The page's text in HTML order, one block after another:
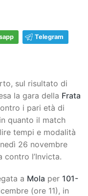
Telegram
sul risultato di
la gara della Frata
i pari età di
quanto il match
tempi e modalità
26 novembre
contro l’Invicta.
a Mola per 101-
(ore 11), in